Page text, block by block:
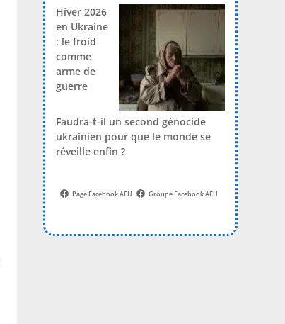
Hiver 2026
en Ukraine
: le froid
comme
arme de
guerre
Faudra-t-il un second génocide
ukrainien pour que le monde se
réveille enfin ?
Page Facebook AFU Groupe Facebook AFU